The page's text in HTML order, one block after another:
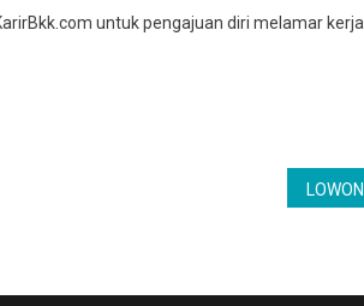
untuk pengajuan diri melamar